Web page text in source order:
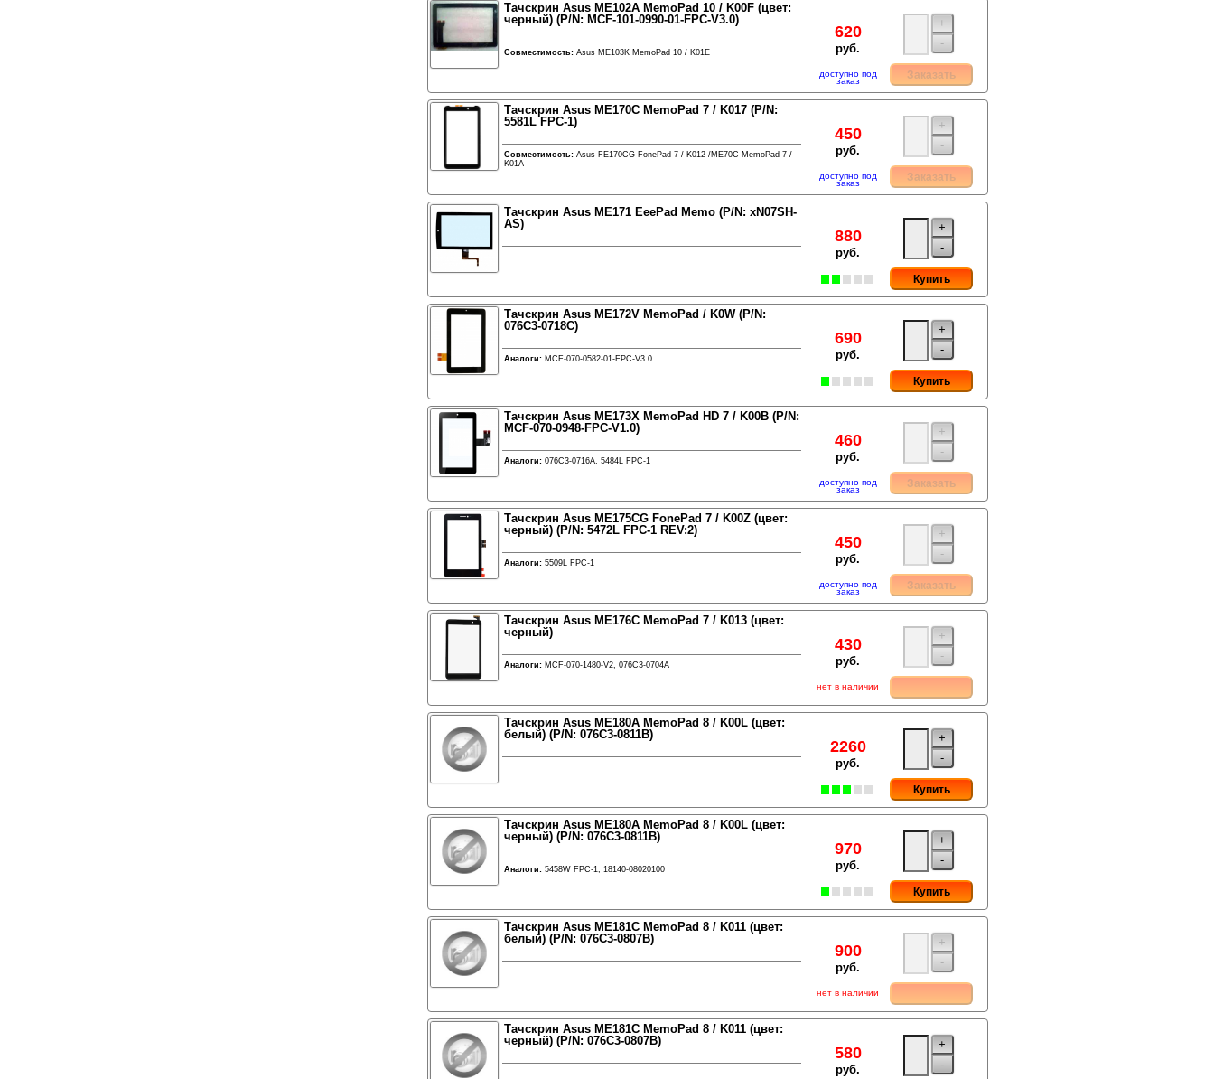
Тачскрин Asus ME102A MemoPad 10 / K00F (цвет:
черный) (P/N: MCF-101-0990-01-FPC-V3.0)
Совместимость: Asus ME103K MemoPad 10 / K01E
620
руб.
доступно под
заказ
+
-
Заказать
Тачскрин Asus ME170C MemoPad 7 / K017 (P/N:
5581L FPC-1)
Совместимость: Asus FE170CG FonePad 7 / K012 /ME70C MemoPad 7 /
K01A
450
руб.
доступно под
заказ
+
-
Заказать
Тачскрин Asus ME171 EeePad Memo (P/N: xN07SH-
AS)
880
руб.
+
-
Купить
Тачскрин Asus ME172V MemoPad / K0W (P/N:
076C3-0718C)
Аналоги: MCF-070-0582-01-FPC-V3.0
690
руб.
+
-
Купить
Тачскрин Asus ME173X MemoPad HD 7 / K00B (P/N:
MCF-070-0948-FPC-V1.0)
Аналоги: 076C3-0716A, 5484L FPC-1
460
руб.
доступно под
заказ
+
-
Заказать
Тачскрин Asus ME175CG FonePad 7 / K00Z (цвет:
черный) (P/N: 5472L FPC-1 REV:2)
Аналоги: 5509L FPC-1
450
руб.
доступно под
заказ
+
-
Заказать
Тачскрин Asus ME176C MemoPad 7 / K013 (цвет:
черный)
Аналоги: MCF-070-1480-V2, 076C3-0704A
430
руб.
нет в наличии
+
-
Тачскрин Asus ME180A MemoPad 8 / K00L (цвет:
белый) (P/N: 076C3-0811B)
2260
руб.
+
-
Купить
Тачскрин Asus ME180A MemoPad 8 / K00L (цвет:
черный) (P/N: 076C3-0811B)
Аналоги: 5458W FPC-1, 18140-08020100
970
руб.
+
-
Купить
Тачскрин Asus ME181C MemoPad 8 / K011 (цвет:
белый) (P/N: 076C3-0807B)
900
руб.
нет в наличии
+
-
Тачскрин Asus ME181C MemoPad 8 / K011 (цвет:
черный) (P/N: 076C3-0807B)
580
руб.
+
-